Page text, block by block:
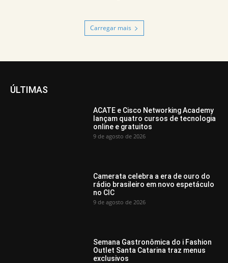
Carregar mais
ÚLTIMAS
ACATE e Cisco Networking Academy
lançam quatro cursos de tecnologia
online e gratuitos
9 de agosto de 2026
Camerata celebra a era de ouro do
rádio brasileiro em novo espetáculo
no CIC
9 de agosto de 2026
Semana Gastronômica do i Fashion
Outlet Santa Catarina traz menus
exclusivos